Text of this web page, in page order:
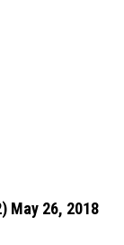
May 26, 2018